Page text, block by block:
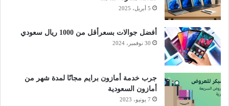
5 أبريل، 2025
أفضل جوالات بسعرأقل من 1000 ريال سعودي
30 نوفمبر، 2024
جرب خدمة أمازون برايم مجانًا لمدة شهر من
أمازون السعودية
7 يونيو، 2023